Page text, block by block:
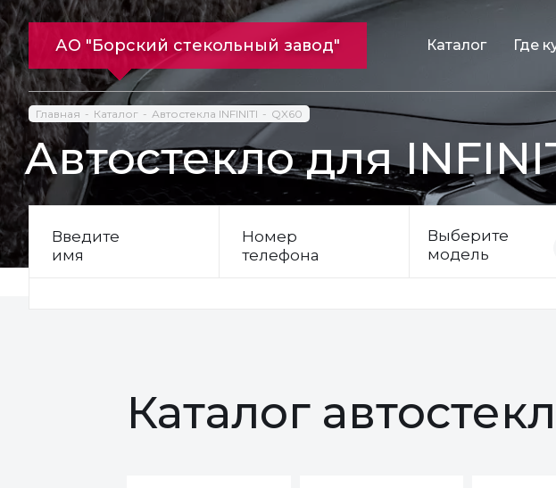
АО "Борский стекольный завод" Каталог Где
Главная Каталог Автостекла INFINITI QX60
Автостекло для
Введите
имя
Номер
телефона
Выберите
модель
Каталог